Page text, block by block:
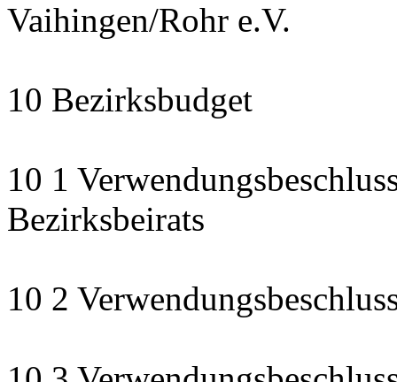
Vaihingen/Rohr e.V.
10 Bezirksbudget
10 1
Bezirksbeirats
10 2